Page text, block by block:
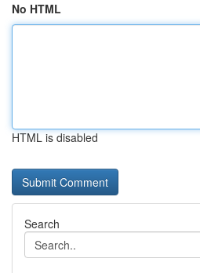
No HTML
HTML is disabled
Search